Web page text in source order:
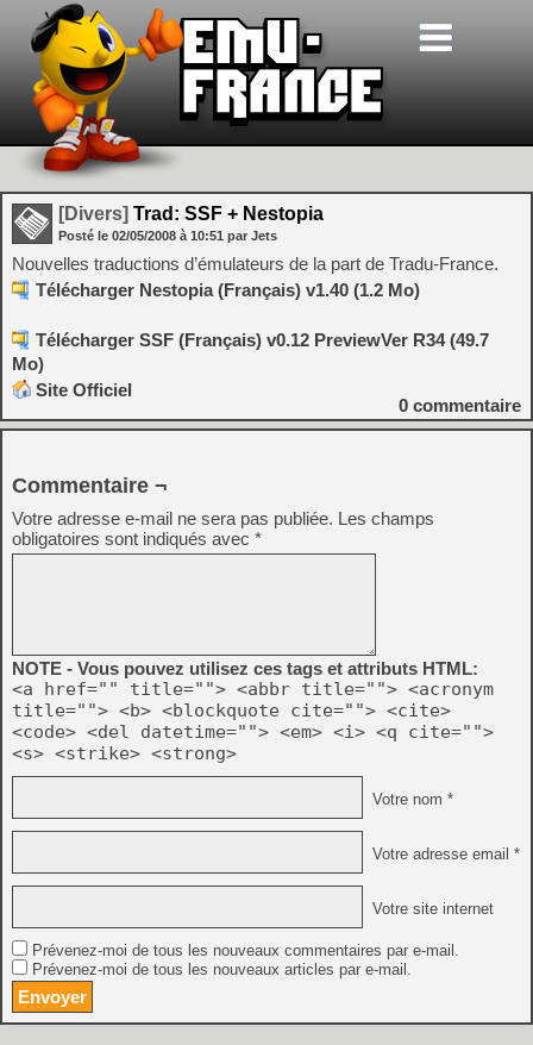
[Divers] Trad: SSF + Nestopia
Posté le 02/05/2008 à 10:51 par Jets
Nouvelles traductions d’émulateurs de la part de Tradu-France.
Télécharger Nestopia (Français) v1.40 (1.2 Mo)
Télécharger SSF (Français) v0.12 PreviewVer R34 (49.7
Mo)
Site Officiel
0 commentaire
Commentaire ¬
Votre adresse e-mail ne sera pas publiée. Les champs
obligatoires sont indiqués avec *
NOTE - Vous pouvez utilisez ces tags et attributs HTML:
<a href="" title=""> <abbr title=""> <acronym
title=""> <b> <blockquote cite=""> <cite>
<code> <del datetime=""> <em> <i> <q cite="">
<s> <strike> <strong>
Votre nom *
Votre adresse email *
Votre site internet
Prévenez-moi de tous les nouveaux commentaires par e-mail.
Prévenez-moi de tous les nouveaux articles par e-mail.